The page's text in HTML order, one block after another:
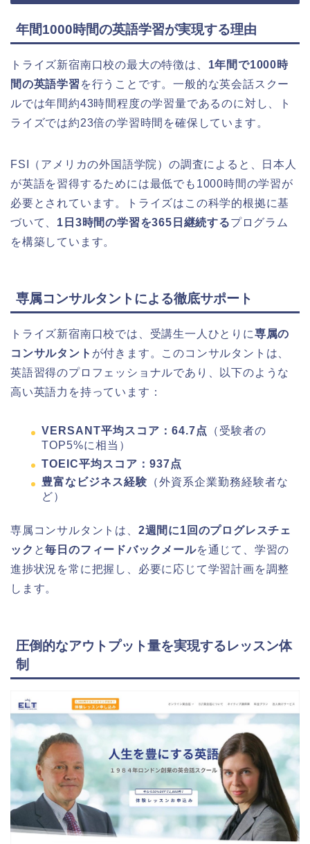
年間1000時間の英語学習が実現する理由
トライズ新宿南口校の最大の特徴は、 1年間で1000時
間の英語学習 を行うことです。一般的な英会話スクー
ルでは年間約43時間程度の学習量であるのに対し、ト
ライズでは約23倍の学習時間を確保しています。
FSI（アメリカの外国語学院）の調査によると、日本人
が英語を習得するためには最低でも1000時間の学習が
必要とされています。トライズはこの科学的根拠に基
づいて、 1日3時間の学習を365日継続するプログラム
を構築しています。
専属コンサルタントによる徹底サポート
トライズ新宿南口校では、受講生一人ひとりに専属の
コンサルタント が付きます。このコンサルタントは、
英語習得のプロフェッショナルであり、以下のような
高い英語力を持っています：
VERSANT平均スコア：64.7点
（受験者の
TOP5%に相当）
TOEIC平均スコア：937点
豊富なビジネス経験 （外資系企業勤務経験者な
ど）
専属コンサルタントは、 2週間に1回のプログレスチェ
ック と毎日のフィードバックメールを通じて、学習の
進捗状況を常に把握し、必要に応じて学習計画を調整
します。
圧倒的なアウトプット量を実現するレッスン体
制